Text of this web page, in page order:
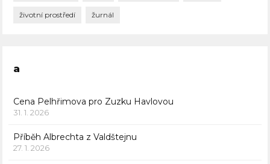
životní prostředí žurnál
a
Cena Pelhřimova pro Zuzku Havlovou
31. 1. 2026
Příběh Albrechta z Valdštejnu
27. 1. 2026